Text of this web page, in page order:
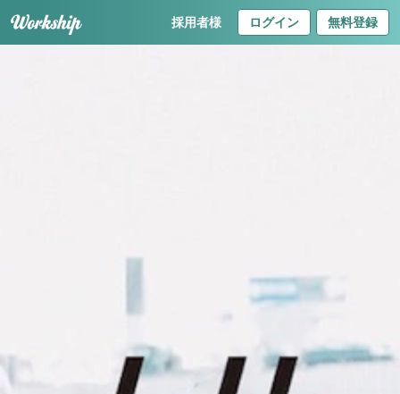
採用者様 ログイン 無料登録